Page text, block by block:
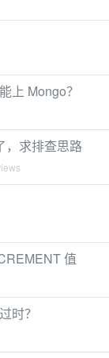
上 Mongo？
，求排查思路
值
时？